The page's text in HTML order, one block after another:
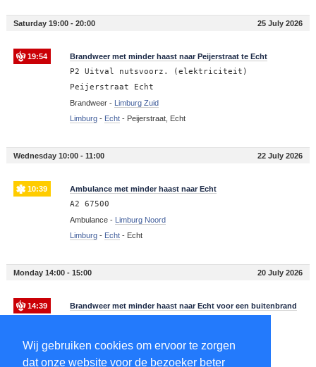
Wij gebruiken cookies om ervoor te zorgen
dat onze website voor de bezoeker beter
Saturday 19:00 - 20:00 25 July 2026
19:54 Brandweer met minder haast naar Peijerstraat te Echt
P2 Uitval nutsvoorz. (elektriciteit)
Peijerstraat Echt
Brandweer - Limburg Zuid
Limburg- Echt- Peijerstraat, Echt
Wednesday 10:00 - 11:00 22 July 2026
10:39 Ambulance met minder haast naar Echt
A2 67500
Ambulance - Limburg Noord
Limburg- Echt- Echt
Monday 14:00 - 15:00 20 July 2026
14:39 Brandweer met minder haast naar Echt voor een buitenbrand
Brandweer -Limburg Noord